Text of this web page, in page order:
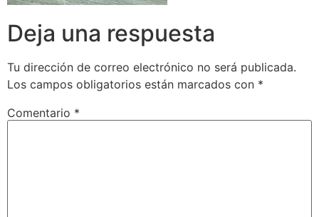
Deja una respuesta
Tu dirección de correo electrónico no será publicada.
Los campos obligatorios están marcados con *
Comentario *